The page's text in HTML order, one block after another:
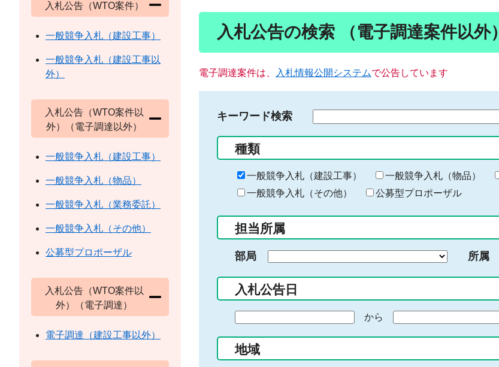
入札公告の検索 （電子調達案件以外）
電子調達案件は、 入札情報公開システムで公告しています
キーワード検索
る
キ
ー
ー
入
力
種類
一般競争入札（建設工事） 一般競争入札（物品）
一般競争入札（その他）
公募型プロポーザル
担当所属
部局 所属
入札公告日
の
始
から
終
地域
入札公告（WTO案件）
一般競争入札（建設工事）
一般競争入札（建設工事以
外）
入札公告（WTO案件以
外）（電子調達以外）
一般競争入札（建設工事）
一般競争入札（物品）
一般競争入札（業務委託）
一般競争入札（その他）
公募型プロポーザル
入札公告（WTO案件以
外）（電子調達）
電子調達（建設工事以外）